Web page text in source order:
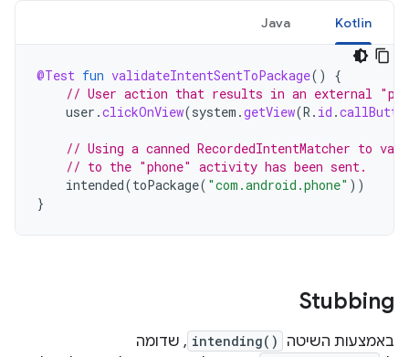
Kotlin
Java
@Test fun validateIntentSentToPackage()
{
// User action that results in an external
user .clickOnView(system .getView(R . id .
// Using a canned RecordedIntentMatcher to
// to the "phone" activity has been sent.
intended(toPackage( "com.android.phone" ))
}
Stubbing
באמצעות השיטה intending() , שדומה